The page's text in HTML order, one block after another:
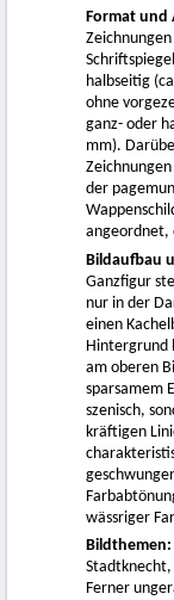
Format und
halbseitig
ohne
ganz- oder
mm).
der
angeordnet,
Bildaufbau
Ganzfigur
nur in der
einen
Hintergrund
am oberen
sparsamem
szenisch,
kräftigen
wässriger
Bildthemen:
Stadtknecht,
Ferner